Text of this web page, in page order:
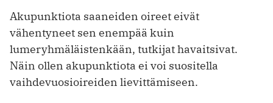
Akupunktiota saaneiden oireet eivät
vähentyneet sen enempää kuin
lumeryhmäläistenkään, tutkijat havaitsivat.
Näin ollen akupunktiota ei voi suositella
vaihdevuosioireiden lievittämiseen.